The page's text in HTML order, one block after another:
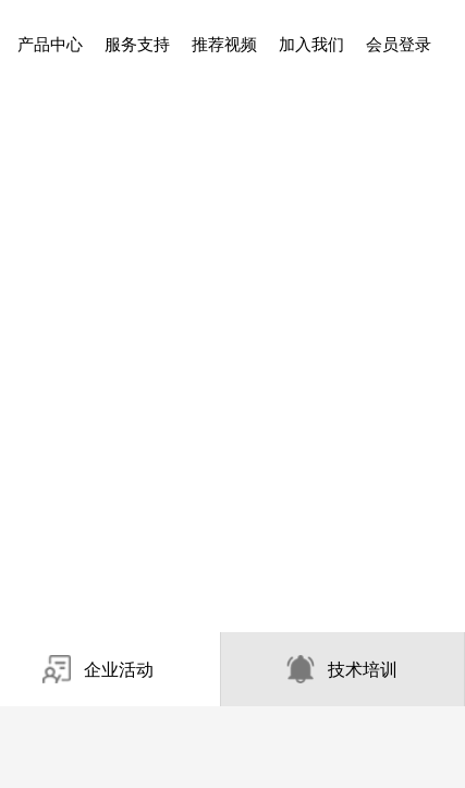
产品中心 服务支持 推荐视频 加入我们 会员登录
企业活动 技术培训